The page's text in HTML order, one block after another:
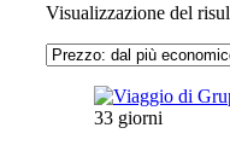
Visualizzazione del
33 giorni